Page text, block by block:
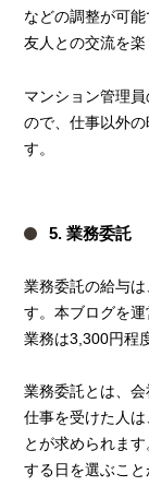
などの調整が可
友人との交流を楽
マンション管理
ので、仕事以外
す。
5. 業務委託
業務委託の給与
す。本ブログを
業務は3,300円程
業務委託とは、
仕事を受けた人
とが求められま
する日を選ぶこと